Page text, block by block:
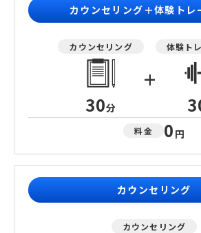
カウンセリング＋体験トレ
カウンセリング
30分
+
体験ト
料金 0 円
カウンセリング
カウンセリング